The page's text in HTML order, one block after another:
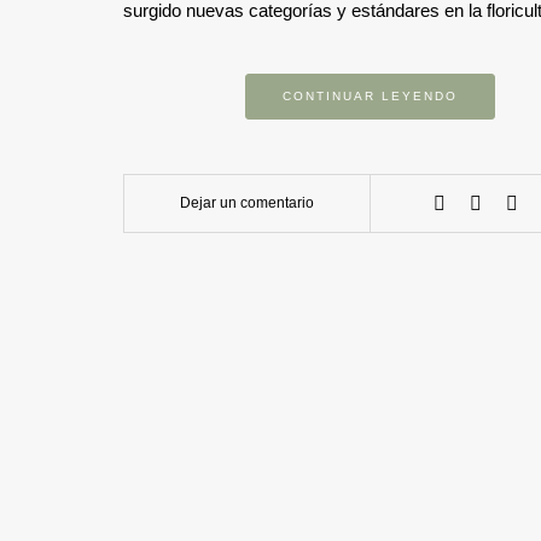
surgido nuevas categorías y estándares en la
CONTINUAR LEYENDO
Dejar un comentario